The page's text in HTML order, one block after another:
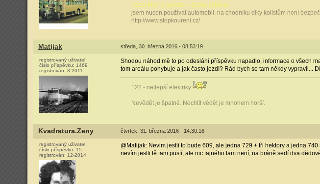
neosvětlený cyklista = žádný cyklista
jsem nucen používat automobil. na chodníku díky kolistům není
http://www.stopkoureni.cz/
Matijak středa, 30. března 2016 - 08:53:19
registrovaný uživatel
číslo příspěvku: 1469
registrován: 3-2011
Shodou náhod mě to po odeslání příspěvku napadlo, informace o všech
tom areálu pohybuje a jak často jezdí? Rád bych se tam někdy vypravil...
122 - nejlepší elektriky
Nevědět je špatné. Nechtít vědět je mnohem horší.
Kvadratura.Zeny čtvrtek, 31. března 2016 - 14:30:16
registrovaný uživatel
číslo příspěvku: 15
registrován: 12-2014
@Matijak: Nevim jestli to bude 609, ale jedna 729 + tři hektory a jedna
nevím jestli tě tam pustí, ale nic tajného tam není, na bráně sedí dva